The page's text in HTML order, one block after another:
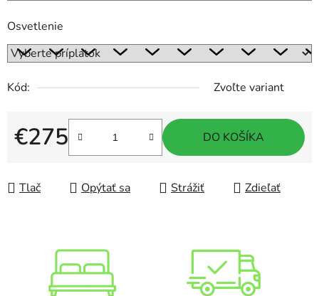
Osvetlenie
Kód: Zvoľte variant
€275
Jednotková cena:
DO KOŠÍKA
Tlač Opýtať sa Strážiť Zdieľať